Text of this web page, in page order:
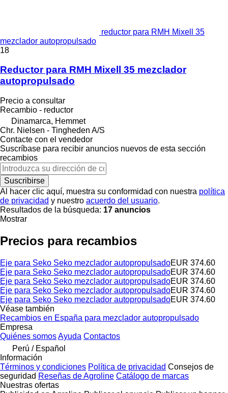
reductor para RMH Mixell 35
mezclador autopropulsado
18
Reductor para RMH Mixell 35 mezclador
autopropulsado
Precio a consultar
Recambio - reductor
Dinamarca, Hemmet
Chr. Nielsen - Tingheden A/S
Contacte con el vendedor
Suscríbase para recibir anuncios nuevos de esta sección
recambios
Suscribirse
Al hacer clic aquí, muestra su conformidad con nuestra política
de privacidad y nuestro acuerdo del usuario.
Resultados de la búsqueda: 17 anuncios
Mostrar
Precios para recambios
Eje para Seko Seko mezclador autopropulsadoEUR 374.60
Eje para Seko Seko mezclador autopropulsadoEUR 374.60
Eje para Seko Seko mezclador autopropulsadoEUR 374.60
Eje para Seko Seko mezclador autopropulsadoEUR 374.60
Eje para Seko Seko mezclador autopropulsadoEUR 374.60
Véase también
Recambios en España para mezclador autopropulsado
Empresa
Quiénes somosAyuda Contactos
Perú / Español
Información
Términos y condiciones Política de privacidad Consejos de
seguridad Reseñas de Agroline Catálogo de marcas
Nuestras ofertas